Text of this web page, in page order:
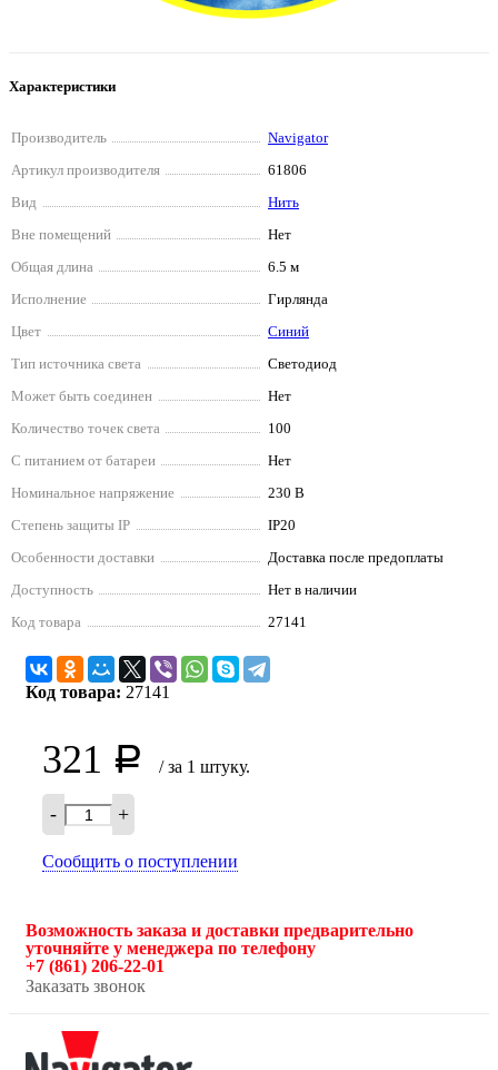
Характеристики
Производитель
Navigator
Артикул производителя
61806
Вид
Нить
Вне помещений
Нет
Общая длина
6.5 м
Исполнение
Гирлянда
Цвет
Синий
Тип источника света
Светодиод
Может быть соединен
Нет
Количество точек света
100
С питанием от батареи
Нет
Номинальное напряжение
230 В
Степень защиты IP
IP20
Особенности доставки
Доставка после предоплаты
Доступность
Нет в наличии
Код товара
27141
Код товара: 27141
321 Р / за 1 штуку.
- +
Сообщить о поступлении
Возможность заказа и доставки предварительно
уточняйте у менеджера по телефону
+7 (861) 206-22-01
Заказать звонок